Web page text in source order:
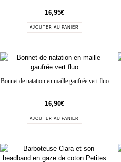
16,95€
AJOUTER AU PANIER
Bonnet de natation en maille gaufrée vert fluo
16,90€
AJOUTER AU PANIER